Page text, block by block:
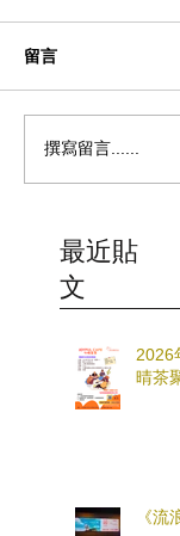
留言
撰寫留言......
最近貼
文
2026
晴茶
《